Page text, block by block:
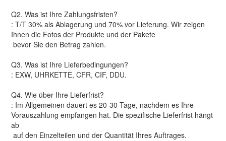
Q2. Was ist Ihre Zahlungsfristen?
: T/T 30% als Ablagerung und 70% vor Lieferung. Wir zeigen
Ihnen die Fotos der Produkte und der Pakete
bevor Sie den Betrag zahlen.
Q3. Was ist Ihre Lieferbedingungen?
: EXW, UHRKETTE, CFR, CIF, DDU.
Q4. Wie über Ihre Lieferfrist?
: Im Allgemeinen dauert es 20-30 Tage, nachdem es Ihre
Vorauszahlung empfangen hat. Die spezifische Lieferfrist hängt
ab
auf den Einzelteilen und der Quantität Ihres Auftrages.